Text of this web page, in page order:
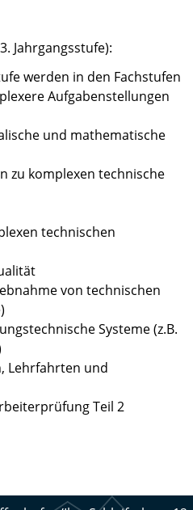
Jahrgangsstufe):
werden in den Fachstufen
Aufgabenstellungen
und mathematische
zu komplexen technische
technischen
von technischen
Systeme (z.B.
Lehrfahrten und
Teil 2